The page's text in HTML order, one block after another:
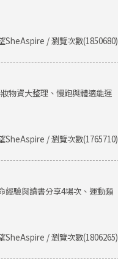
SheAspire / 瀏覽次數(1850680)
物資大整理、慢跑與體適能運
SheAspire / 瀏覽次數(1765710)
經驗與讀書分享4場次、運動類
SheAspire / 瀏覽次數(1806265)